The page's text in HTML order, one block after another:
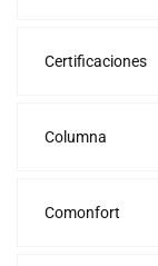
Certificaciones
Columna
Comonfort